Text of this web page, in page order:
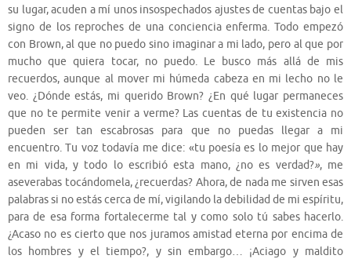
su lugar, acuden a mí unos insospechados ajustes de cuentas bajo el
signo de los reproches de una conciencia enferma. Todo empezó
con Brown, al que no puedo sino imaginar a mi lado, pero al que por
mucho que quiera tocar, no puedo. Le busco más allá de mis
recuerdos, aunque al mover mi húmeda cabeza en mi lecho no le
veo. ¿Dónde estás, mi querido Brown? ¿En qué lugar permaneces
que no te permite venir a verme? Las cuentas de tu existencia no
pueden ser tan escabrosas para que no puedas llegar a mi
encuentro. Tu voz todavía me dice: «tu poesía es lo mejor que hay
en mi vida, y todo lo escribió esta mano, ¿no es verdad?», me
aseverabas tocándomela, ¿recuerdas? Ahora, de nada me sirven esas
palabras si no estás cerca de mí, vigilando la debilidad de mi espíritu,
para de esa forma fortalecerme tal y como solo tú sabes hacerlo.
¿Acaso no es cierto que nos juramos amistad eterna por encima de
los hombres y el tiempo?, y sin embargo… ¡Aciago y maldito